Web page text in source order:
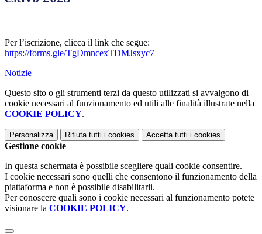
Per l’iscrizione, clicca il link che segue:
https://forms.gle/TgDmncexTDMJsxyc7
Notizie
Questo sito o gli strumenti terzi da questo utilizzati si avvalgono di
cookie necessari al funzionamento ed utili alle finalità illustrate nella
COOKIE POLICY.
Personalizza Rifiuta tutti i cookies Accetta tutti i cookies
Gestione cookie
In questa schermata è possibile scegliere quali cookie consentire.
I cookie necessari sono quelli che consentono il funzionamento della
piattaforma e non è possibile disabilitarli.
Per conoscere quali sono i cookie necessari al funzionamento potete
visionare la COOKIE POLICY.